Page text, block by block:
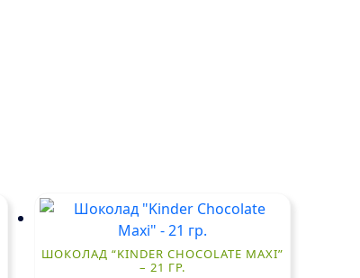
ШОКОЛАД “KINDER CHOCOLATE MAXI”
– 21 ГР.